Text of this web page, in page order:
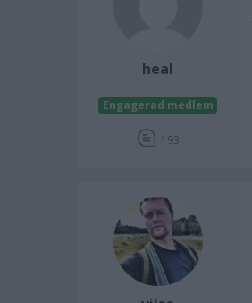
heal
Engagerad medlem
193